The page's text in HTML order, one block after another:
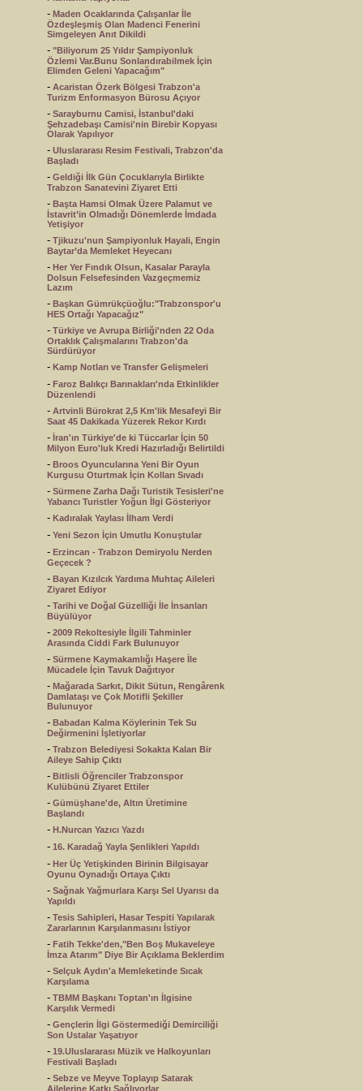
- Maden Ocaklarında Çalışanlar İle
Özdeşleşmiş Olan Madenci Fenerini
Simgeleyen Anıt Dikildi
- "Biliyorum 25 Yıldır Şampiyonluk
Özlemi Var.Bunu Sonlandırabilmek İçin
Elimden Geleni Yapacağım"
- Acaristan Özerk Bölgesi Trabzon'a
Turizm Enformasyon Bürosu Açıyor
- Sarayburnu Camisi, İstanbul'daki
Şehzadebaşı Camisi'nin Birebir Kopyası
Olarak Yapılıyor
- Uluslararası Resim Festivali, Trabzon'da
Başladı
- Geldiği İlk Gün Çocuklarıyla Birlikte
Trabzon Sanatevini Ziyaret Etti
- Başta Hamsi Olmak Üzere Palamut ve
İstavrit’in Olmadığı Dönemlerde İmdada
Yetişiyor
- Tjikuzu'nun Şampiyonluk Hayali, Engin
Baytar’da Memleket Heyecanı
- Her Yer Fındık Olsun, Kasalar Parayla
Dolsun Felsefesinden Vazgeçmemiz
Lazım
- Başkan Gümrükçüoğlu:"Trabzonspor'u
HES Ortağı Yapacağız"
- Türkiye ve Avrupa Birliği'nden 22 Oda
Ortaklık Çalışmalarını Trabzon'da
Sürdürüyor
- Kamp Notları ve Transfer Gelişmeleri
- Faroz Balıkçı Barınakları'nda Etkinlikler
Düzenlendi
- Artvinli Bürokrat 2,5 Km'lik Mesafeyi Bir
Saat 45 Dakikada Yüzerek Rekor Kırdı
- İran'ın Türkiye'de ki Tüccarlar İçin 50
Milyon Euro'luk Kredi Hazırladığı Belirtildi
- Broos Oyuncularına Yeni Bir Oyun
Kurgusu Oturtmak İçin Kolları Sıvadı
- Sürmene Zarha Dağı Turistik Tesisleri'ne
Yabancı Turistler Yoğun İlgi Gösteriyor
- Kadıralak Yaylası İlham Verdi
- Yeni Sezon İçin Umutlu Konuştular
- Erzincan - Trabzon Demiryolu Nerden
Geçecek ?
- Bayan Kızılcık Yardıma Muhtaç Aileleri
Ziyaret Ediyor
- Tarihi ve Doğal Güzelliği İle İnsanları
Büyülüyor
- 2009 Rekoltesiyle İlgili Tahminler
Arasında Ciddi Fark Bulunuyor
- Sürmene Kaymakamlığı Haşere İle
Mücadele İçin Tavuk Dağıtıyor
- Mağarada Sarkıt, Dikit Sütun, Rengârenk
Damlataşı ve Çok Motifli Şekiller
Bulunuyor
- Babadan Kalma Köylerinin Tek Su
Değirmenini İşletiyorlar
- Trabzon Belediyesi Sokakta Kalan Bir
Aileye Sahip Çıktı
- Bitlisli Öğrenciler Trabzonspor
Kulübünü Ziyaret Ettiler
- Gümüşhane'de, Altın Üretimine
Başlandı
- H.Nurcan Yazıcı Yazdı
- 16. Karadağ Yayla Şenlikleri Yapıldı
- Her Üç Yetişkinden Birinin Bilgisayar
Oyunu Oynadığı Ortaya Çıktı
- Sağnak Yağmurlara Karşı Sel Uyarısı da
Yapıldı
- Tesis Sahipleri, Hasar Tespiti Yapılarak
Zararlarının Karşılanmasını İstiyor
- Fatih Tekke'den,"Ben Boş Mukaveleye
İmza Atarım" Diye Bir Açıklama Beklerdim
- Selçuk Aydın'a Memleketinde Sıcak
Karşılama
- TBMM Başkanı Toptan'ın İlgisine
Karşılık Vermedi
- Gençlerin İlgi Göstermediği Demirciliği
Son Ustalar Yaşatıyor
- 19.Uluslararası Müzik ve Halkoyunları
Festivali Başladı
- Sebze ve Meyve Toplayıp Satarak
Ailelerine Katkı Sağlıyorlar